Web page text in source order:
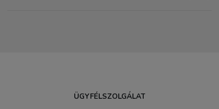
ÜGYFÉLSZOLGÁLAT